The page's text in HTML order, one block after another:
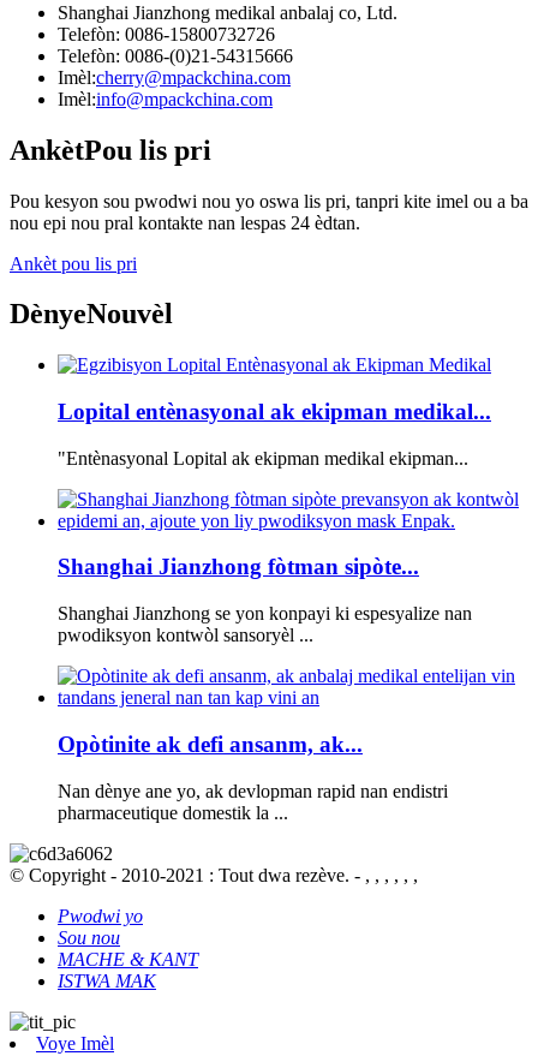
Shanghai Jianzhong medikal anbalaj co, Ltd.
Telefòn: 0086-15800732726
Telefòn: 0086-(0)21-54315666
Imèl:cherry@mpackchina.com
Imèl:info@mpackchina.com
AnkètPou lis pri
Pou kesyon sou pwodwi nou yo oswa lis pri, tanpri kite imel ou a ba
nou epi nou pral kontakte nan lespas 24 èdtan.
Ankèt pou lis pri
DènyeNouvèl
Lopital entènasyonal ak ekipman medikal...
"Entènasyonal Lopital ak ekipman medikal ekipman...
Shanghai Jianzhong fòtman sipòte...
Shanghai Jianzhong se yon konpayi ki espesyalize nan
pwodiksyon kontwòl sansoryèl ...
Opòtinite ak defi ansanm, ak...
Nan dènye ane yo, ak devlopman rapid nan endistri
pharmaceutique domestik la ...
© Copyright - 2010-2021 : Tout dwa rezève. - , , , , , ,
Pwodwi yo
Sou nou
MACHE & KANT
ISTWA MAK
Voye Imèl